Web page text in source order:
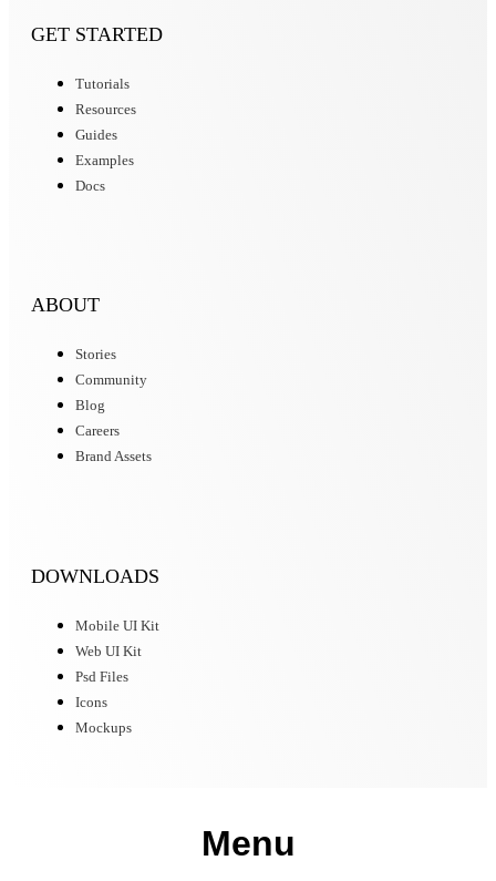
GET STARTED
Tutorials
Resources
Guides
Examples
Docs
ABOUT
Stories
Community
Blog
Careers
Brand Assets
DOWNLOADS
Mobile UI Kit
Web UI Kit
Psd Files
Icons
Mockups
Menu